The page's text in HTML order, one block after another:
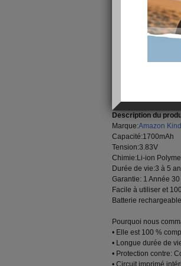
livraison
Toutes nosAmazon
Paperwhite 5sont
qualité ISO 9001,
Amazon Kindle
Description du
Marque:Amazon
Capacité:1700mAh
Tension:3.83V
Chimie:Li-ion
Durée de vie:3 à 5
Garantie: 1 Année
Facile à utiliser et
Batterie
Pourquoi nous
• Elle est 100 %
• Longue durée de
• Protection contre:
• Circuit imprimé